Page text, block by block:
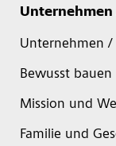
Unternehmen /
Bewusst bauen
Mission und
Familie und